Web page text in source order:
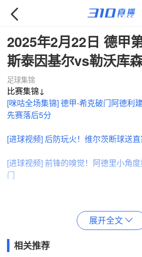

2025年2月22日 德甲
斯泰因基尔vs勒沃库
足球集锦
比赛集锦↓
[咪咕全场集锦] 德甲-希克破门阿德利
先赛落后5分
[进球视频] 后防玩火！维尔茨断球送
[进球视频] 前锋的嗅觉！阿德里小角
门
展开全文 
相关推荐